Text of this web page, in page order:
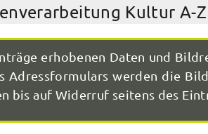
Kultur A-Z
erhobenen Daten und
Adressformulars werden die
bis auf Widerruf seitens des